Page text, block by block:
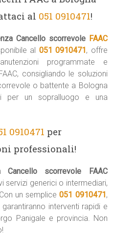
al 051 0910471!
Cancello scorrevole FAAC
al 051 0910471, offre
programmate e
consigliando le soluzioni
o battente a Bologna
per un sopralluogo e una
0910471 per
professionali!
Cancello scorrevole FAAC
servizi generici o intermediari,
un semplice051 0910471,
interventi rapidi e
Panigale e provincia. Non